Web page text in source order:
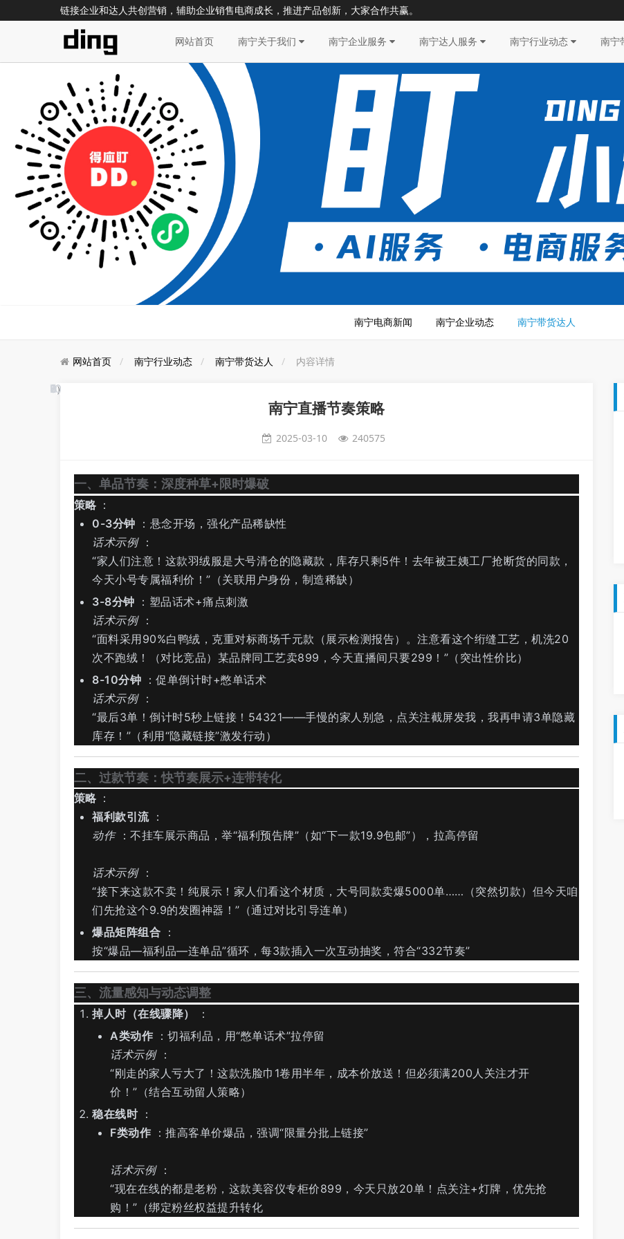
链接企业和达人共创营销，辅助企业销售电商成长，推进产品创新，大家合作共赢。
网站首页 南宁关于我们 南宁企业服务 南宁达人服务 南宁行业动态 南宁
南宁电商新闻 南宁企业动态 南宁带货达人
网站首页 南宁行业动态 南宁带货达人 内容详情
南宁直播节奏策略
2025-03-10 240575
一、单品节奏：深度种草+限时爆破
策略 ：
0-3分钟 ：悬念开场，强化产品稀缺性
话术示例 ：
“家人们注意！这款羽绒服是大号清仓的隐藏款，库存只剩5件！去年被王姨工厂抢断货的同款，
今天小号专属福利价！”（关联用户身份，制造稀缺）
6
3-8分钟 ：塑品话术+痛点刺激
话术示例 ：
“面料采用90%白鸭绒，克重对标商场千元款（展示检测报告）。注意看这个绗缝工艺，机洗20
次不跑绒！（对比竞品）某品牌同工艺卖899，今天直播间只要299！”（突出性价比）
8）
8-10分钟 ：促单倒计时+憋单话术
话术示例 ：
“最后3单！倒计时5秒上链接！54321——手慢的家人别急，点关注截屏发我，我再申请3单隐藏
库存！”（利用“隐藏链接”激发行动）
7）
二、过款节奏：快节奏展示+连带转化
策略 ：
福利款引流 ：
动作 ：不挂车展示商品，举“福利预告牌”（如“下一款19.9包邮”），拉高停留
10
话术示例 ：
“接下来这款不卖！纯展示！家人们看这个材质，大号同款卖爆5000单……（突然切款）但今天咱
们先抢这个9.9的发圈神器！”（通过对比引导连单）
9
爆品矩阵组合 ：
按“爆品—福利品—连单品”循环，每3款插入一次互动抽奖，符合“332节奏”
10
三、流量感知与动态调整
掉人时（在线骤降）
：
A类动作 ：切福利品，用“憋单话术”拉停留
话术示例 ：
“刚走的家人亏大了！这款洗脸巾1卷用半年，成本价放送！但必须满200人关注才开
价！”（结合互动留人策略）
稳在线时 ：
F类动作 ：推高客单价爆品，强调“限量分批上链接”
3
话术示例 ：
“现在在线的都是老粉，这款美容仪专柜价899，今天只放20单！点关注+灯牌，优先抢
购！”（绑定粉丝权益提升转化
9）
4
2